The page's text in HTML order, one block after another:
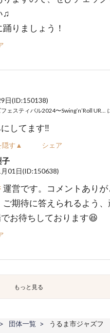
♫
りましょう！
日(ID:150138)
うるま市ジャズフェスティバル2024〜Swing’n’Roll URUMA〜
してます‼️
隠す▲ シェア
子
01日(ID:150638)
運営です。コメントあり
ご期待に答えられるよう
お待ちしております😆
もっと見る
団体一覧
うるま市ジャズフ